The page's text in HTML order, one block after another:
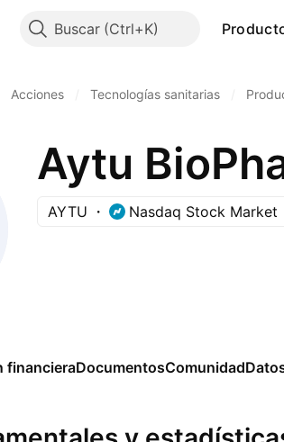
Buscar
Acciones Tecnologías sanitarias
Aytu
AYTU Nasdaq Stock Market
financieraDocumentosComunidad